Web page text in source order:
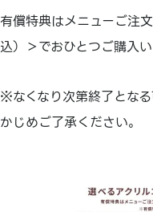
有償特典はメニューご注
込）＞でおひとつご購入い
※なくなり次第終了とな
かじめご了承ください。